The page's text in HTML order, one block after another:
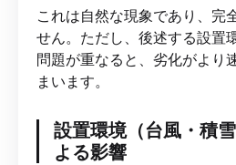
これは自然な現象であり、完
せん。ただし、後述する設置
問題が重なると、劣化がより
まいます。
設置環境（台風・積
よる影響